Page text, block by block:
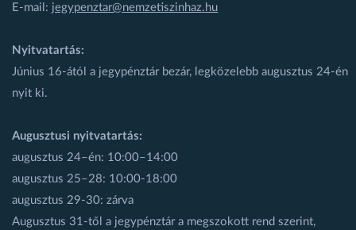
E-mail: jegypenztar@nemzetiszinhaz.hu
Nyitvatartás:
Június 16-ától a jegypénztár bezár, legközelebb augusztus 24-én
nyit ki.
Augusztusi nyitvatartás:
augusztus 24–én: 10:00–14:00
augusztus 25–28: 10:00-18:00
augusztus 29-30: zárva
Augusztus 31-től a jegypénztár a megszokott rend szerint,